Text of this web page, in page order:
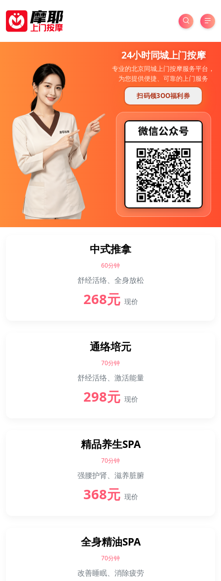
24小时同城上门按摩
专业的北京同城上门按摩服务平台，
为您提供便捷、可靠的上门服务
扫码领3OO福利券
中式推拿
60分钟
舒经活络、全身放松
268元 现价
通络培元
70分钟
舒经活络、激活能量
298元 现价
精品养生SPA
70分钟
强腰护肾、滋养脏腑
368元 现价
全身精油SPA
70分钟
改善睡眠、消除疲劳